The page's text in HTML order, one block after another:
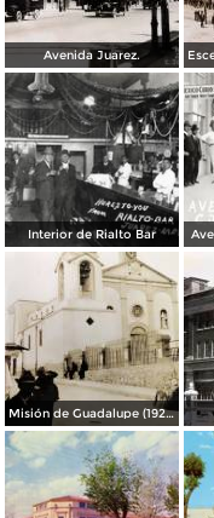
Avenida Juarez.
Interior de Rialto Bar
Misión de Guadalupe (1924)